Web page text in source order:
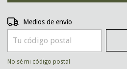
Entregas para el CP:
Medios de envío
No sé mi código postal